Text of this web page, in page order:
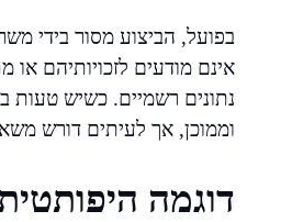
בפועל, הביצוע מסור בידי
אינם מודעים לזכויותיהם
נתונים רשמיים. כשיש טעות
וממוכן, אך לעיתים דורש
דוגמה